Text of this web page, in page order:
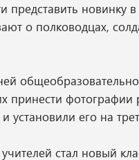
новинку
о полководцах,
фотографии
установили его на
стал новый